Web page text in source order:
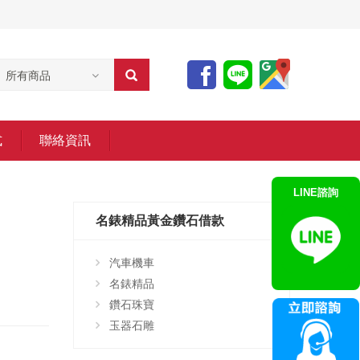
所有商品
聯絡資訊
名錶精品黃金鑽石借款
汽車機車
名錶精品
鑽石珠寶
玉器石雕
LINE諮詢